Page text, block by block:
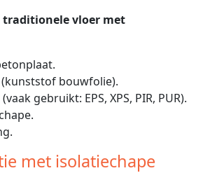
traditionele vloer met
bouwfolie).
gebruikt: EPS, XPS, PIR, PUR).
met isolatiechape